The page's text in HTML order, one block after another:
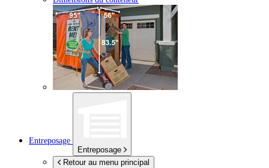
Entreposage
Entreposage
Retour au menu principal